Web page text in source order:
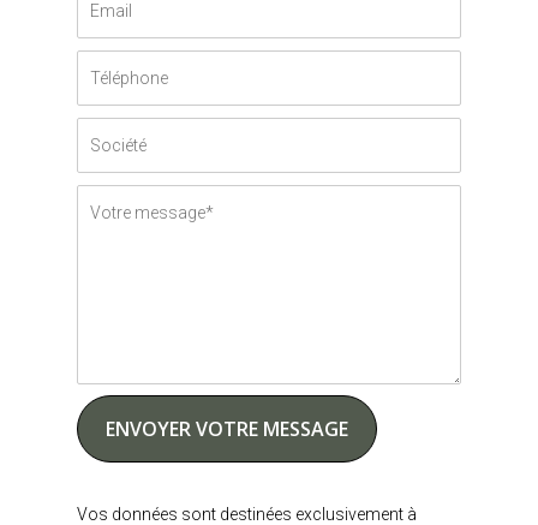
Vos données sont destinées exclusivement à